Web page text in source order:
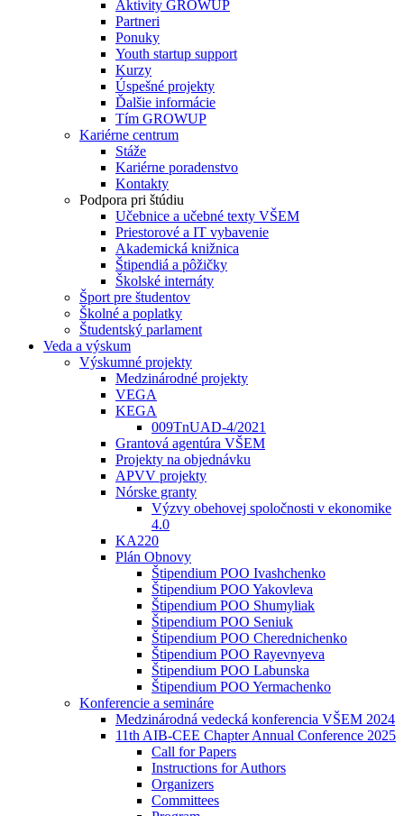
Aktivity GROWUP
Partneri
Ponuky
Youth startup support
Kurzy
Úspešné projekty
Ďalšie informácie
Tím GROWUP
Kariérne centrum
Stáže
Kariérne poradenstvo
Kontakty
Podpora pri štúdiu
Učebnice a učebné texty VŠEM
Priestorové a IT vybavenie
Akademická knižnica
Štipendiá a pôžičky
Školské internáty
Šport pre študentov
Školné a poplatky
Študentský parlament
Veda a výskum
Výskumné projekty
Medzinárodné projekty
VEGA
KEGA
009TnUAD-4/2021
Grantová agentúra VŠEM
Projekty na objednávku
APVV projekty
Nórske granty
Výzvy obehovej spoločnosti v ekonomike
4.0
KA220
Plán Obnovy
Štipendium POO Ivashchenko
Štipendium POO Yakovleva
Štipendium POO Shumyliak
Štipendium POO Seniuk
Štipendium POO Cherednichenko
Štipendium POO Rayevnyeva
Štipendium POO Labunska
Štipendium POO Yermachenko
Konferencie a semináre
Medzinárodná vedecká konferencia VŠEM 2024
11th AIB-CEE Chapter Annual Conference 2025
Call for Papers
Instructions for Authors
Organizers
Committees